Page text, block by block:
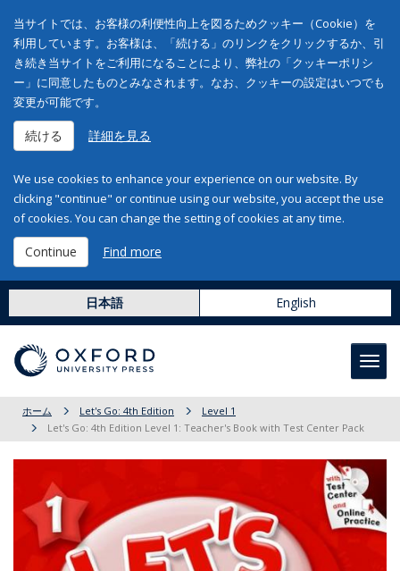
当サイトでは、お客様の利便性向上を図るためクッキー（Cookie）を
利用しています。お客様は、「続ける」のリンクをクリックするか、引
き続き当サイトをご利用になることにより、弊社の「クッキーポリシ
ー」に同意したものとみなされます。なお、クッキーの設定はいつでも
変更が可能です。
続ける 詳細を見る
We use cookies to enhance your experience on our website. By
clicking "continue" or continue using our website, you accept the use
of cookies. You can change the setting of cookies at any time.
Continue Find more
日本語 English
ホーム Let's Go: 4th Edition
Level 1
Let's Go: 4th Edition Level 1: Teacher's Book with Test Center Pack